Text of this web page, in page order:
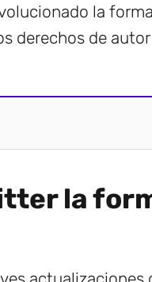
la
derechos de
la
actualizaciones